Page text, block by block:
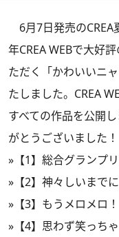
6月7日発売のCREA
年CREA WEBで大好
ただく「かわいいニ
たしました。CREA
すべての作品を公開
がとうございました！
» 【1】総合グランプ
» 【2】神々しいま
» 【3】もうメロメロ
» 【4】思わず笑っち